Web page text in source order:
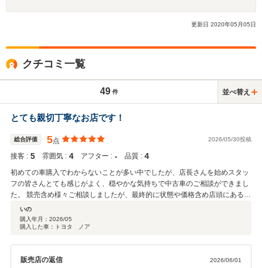
更新日 2020年05 月05日
クチコミ一覧
49 件 並べ替え
とても親切丁寧なお店です！
総合評価 5点 2026/05/30投稿
接客 : 5 雰囲気 : 4 アフター : ‐ 品質 : 4
初めての車購入でわからないことが多い中でしたが、店長さんを始めスタッ
フの皆さんとても感じがよく、穏やかな気持ちで中古車のご相談ができまし
た。 競売含め様々ご相談しましたが、最終的に状態や価格含め店頭にある車
両が気に入り、そちらを購入しました。 また、3歳の子どもがいるので、キ
ッズスペースがある点もありがたかったです。 また利用したいと思います。
いの
購入年月： 2026/05
購入した車：トヨタ ノア
販売店の返信 2026/06/01